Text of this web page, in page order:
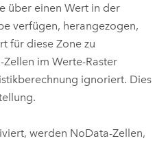
über einen Wert in der
verfügen, herangezogen,
für diese Zone zu
im Werte-Raster
ignoriert. Dies
werden NoData-Zellen,